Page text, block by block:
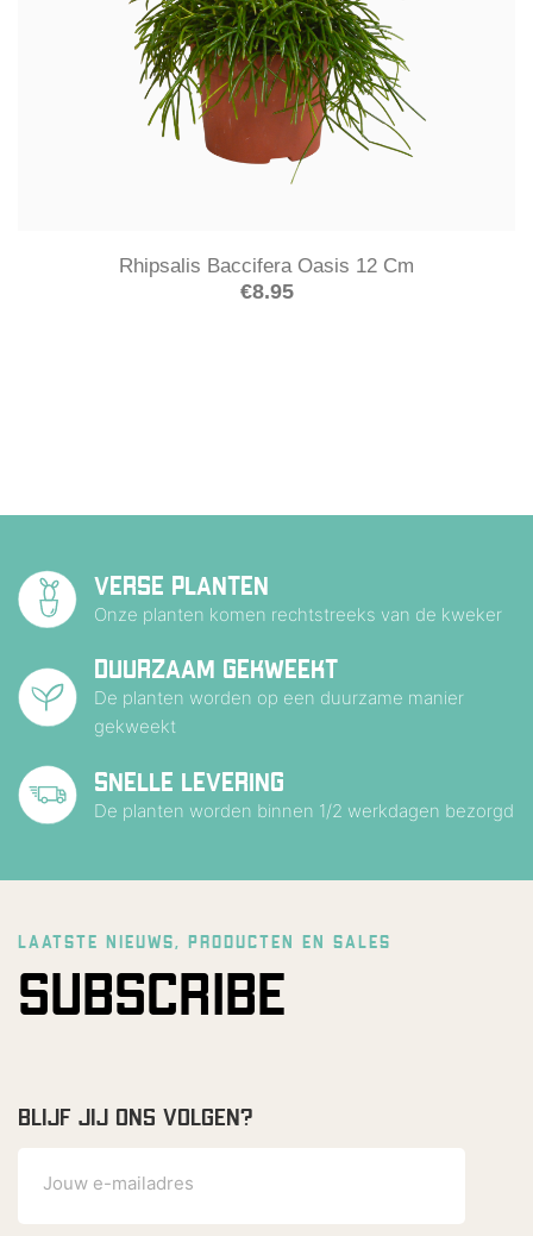
Rhipsalis Baccifera Oasis 12 Cm
€8.95
VERSE PLANTEN
Onze planten komen rechtstreeks van de kweker
DUURZAAM GEKWEEKT
De planten worden op een duurzame manier
gekweekt
SNELLE LEVERING
De planten worden binnen 1/2 werkdagen bezorgd
LAATSTE NIEUWS, PRODUCTEN EN SALES
SUBSCRIBE
BLIJF JIJ ONS VOLGEN?